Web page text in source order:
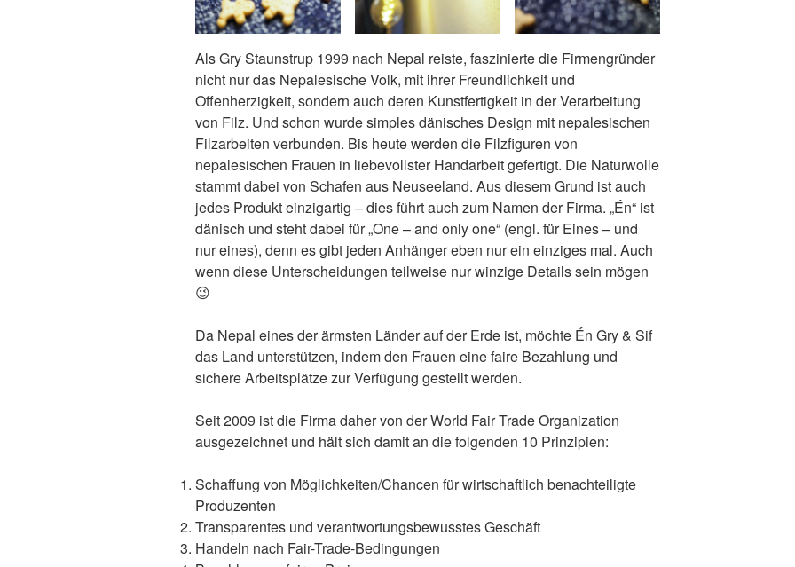
Als Gry Staunstrup 1999 nach Nepal reiste, faszinierte die Firmengründer
nicht nur das Nepalesische Volk, mit ihrer Freundlichkeit und
Offenherzigkeit, sondern auch deren Kunstfertigkeit in der Verarbeitung
von Filz. Und schon wurde simples dänisches Design mit nepalesischen
Filzarbeiten verbunden. Bis heute werden die Filzfiguren von
nepalesischen Frauen in liebevollster Handarbeit gefertigt. Die Naturwolle
stammt dabei von Schafen aus Neuseeland. Aus diesem Grund ist auch
jedes Produkt einzigartig – dies führt auch zum Namen der Firma. „Én“ ist
dänisch und steht dabei für „One – and only one“ (engl. für Eines – und
nur eines), denn es gibt jeden Anhänger eben nur ein einziges mal. Auch
wenn diese Unterscheidungen teilweise nur winzige Details sein mögen
😉
Da Nepal eines der ärmsten Länder auf der Erde ist, möchte Én Gry & Sif
das Land unterstützen, indem den Frauen eine faire Bezahlung und
sichere Arbeitsplätze zur Verfügung gestellt werden.
Seit 2009 ist die Firma daher von der World Fair Trade Organization
ausgezeichnet und hält sich damit an die folgenden 10 Prinzipien:
Schaffung von Möglichkeiten/Chancen für wirtschaftlich benachteiligte
Produzenten
Transparentes und verantwortungsbewusstes Geschäft
Handeln nach Fair-Trade-Bedingungen